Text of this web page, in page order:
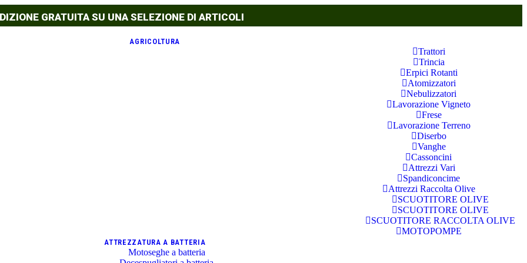
GRATUITA SU UNA SELEZIONE DI ARTICOLI
AGRICOLTURA
Trattori
Trincia
Erpici Rotanti
Atomizzatori
Nebulizzatori
Lavorazione Vigneto
Frese
Lavorazione Terreno
Diserbo
Vanghe
Cassoncini
Attrezzi Vari
Spandiconcime
Attrezzi Raccolta Olive
SCUOTITORE OLIVE
SCUOTITORE OLIVE
SCUOTITORE RACCOLTA OLIVE
MOTOPOMPE
ATTREZZATURA A BATTERIA
Motoseghe a batteria